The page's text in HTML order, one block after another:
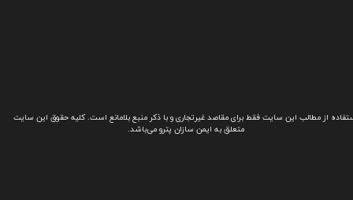
از مطالب این سایت فقط برای مقاصد غیرتجاری و با ذکر منبع بلامانع است. کلیه حقوق این سایت
متعلق به ایمن سازان پترو می‌باشد.